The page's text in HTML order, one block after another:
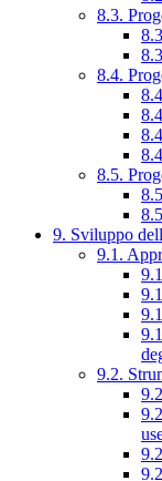
8.3.
8.4.
8.5.
9. Sviluppo
9.1.
9.2.